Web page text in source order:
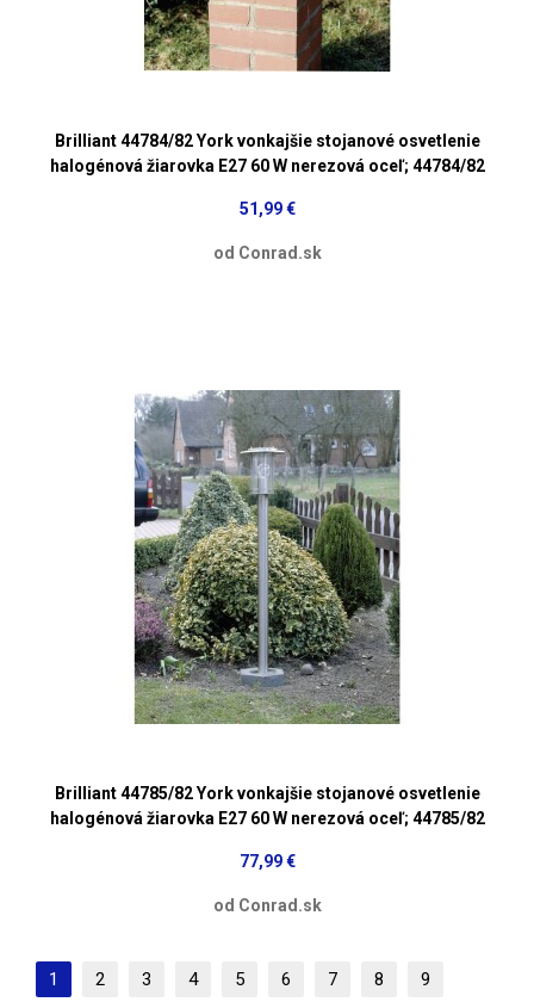
Brilliant 44784/82 York vonkajšie stojanové osvetlenie
halogénová žiarovka E27 60 W nerezová oceľ; 44784/82
51,99 €
od Conrad.sk
Brilliant 44785/82 York vonkajšie stojanové osvetlenie
halogénová žiarovka E27 60 W nerezová oceľ; 44785/82
77,99 €
od Conrad.sk
1 2 3 4 5 6 7 8 9